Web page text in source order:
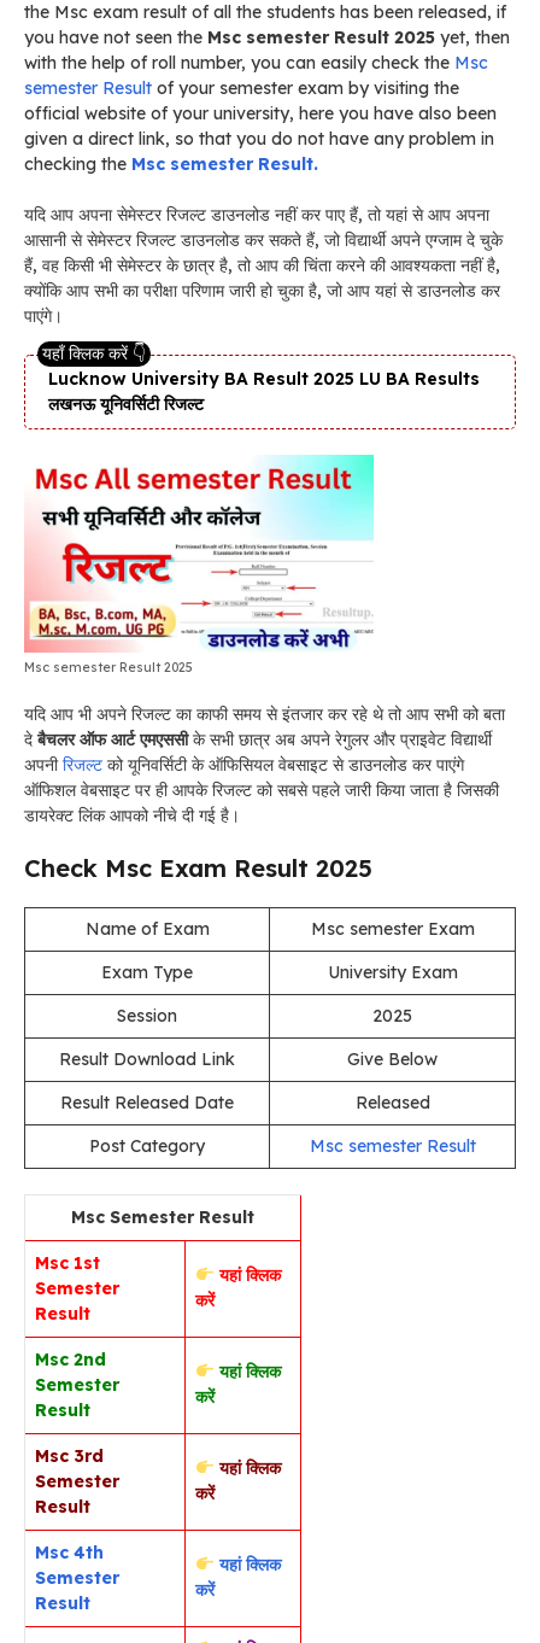
the Msc exam result of all the students has been released, if
you have not seen the Msc semester Result 2025 yet, then
with the help of roll number, you can easily check the Msc
semester Result of your semester exam by visiting the
official website of your university, here you have also been
given a direct link, so that you do not have any problem in
checking the Msc semester Result.
यदि आप अपना सेमेस्टर रिजल्ट डाउनलोड नहीं कर पाए हैं, तो यहां से आप अपना
आसानी से सेमेस्टर रिजल्ट डाउनलोड कर सकते हैं, जो विद्यार्थी अपने एग्जाम दे चुके
हैं, वह किसी भी सेमेस्टर के छात्र है, तो आप की चिंता करने की आवश्यकता नहीं है,
क्योंकि आप सभी का परीक्षा परिणाम जारी हो चुका है, जो आप यहां से डाउनलोड कर
पाएंगे।
Lucknow University BA Result 2025 LU BA Results
लखनऊ यूनिवर्सिटी रिजल्ट
Msc semester Result 2025
यदि आप भी अपने रिजल्ट का काफी समय से इंतजार कर रहे थे तो आप सभी को बता
देबैचलर ऑफ आर्ट एमएससीके सभी छात्र अब अपने रेगुलर और प्राइवेट विद्यार्थी
अपनीरिजल्ट को यूनिवर्सिटी के ऑफिसियल वेबसाइट से डाउनलोड कर पाएंगे
ऑफिशल वेबसाइट पर ही आपके रिजल्ट को सबसे पहले जारी किया जाता है जिसकी
डायरेक्ट लिंक आपको नीचे दी गई है।
Check Msc Exam Result 2025
Name of Exam
Msc semester Exam
Exam Type
University Exam
Session
2025
Result Download Link
Give Below
Result Released Date
Released
Post Category
Msc semester Result
Msc Semester Result
Msc 1st
Semester
Result
यहां क्लिक
करें
Msc 2nd
Semester
Result
यहां क्लिक
करें
Msc 3rd
Semester
Result
यहां क्लिक
करें
Msc 4th
Semester
Result
यहां क्लिक
करें